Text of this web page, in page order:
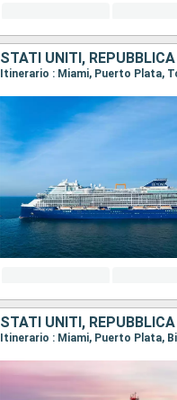
STATI UNITI,
Itinerario : Miami, Puerto Plata,
STATI UNITI,
Itinerario : Miami, Puerto Plata,